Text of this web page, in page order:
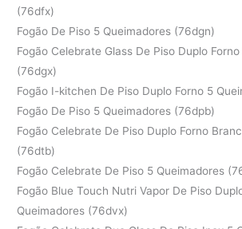
(76dfx)
Fogão De Piso 5 Queimadores (76dgn)
Fogão Celebrate Glass De Piso Duplo
(76dgx)
Fogão I-kitchen De Piso Duplo Forno 5
Fogão De Piso 5 Queimadores (76dpb)
Fogão Celebrate De Piso Duplo Forno
(76dtb)
Fogão Celebrate De Piso 5 Queimadores
Fogão Blue Touch Nutri Vapor De Piso
Queimadores (76dvx)